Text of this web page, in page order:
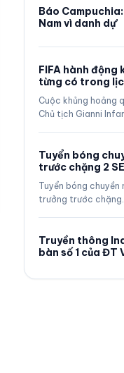
Báo
Nam vì danh dự’
FIFA hành động
từng có trong
Cuộc khủng hoảng
Chủ tịch Gianni
Tuyển bóng
trước chặng 2
Tuyển bóng chuyền
trưởng trước
Truyền thông
bàn số 1 của ĐT